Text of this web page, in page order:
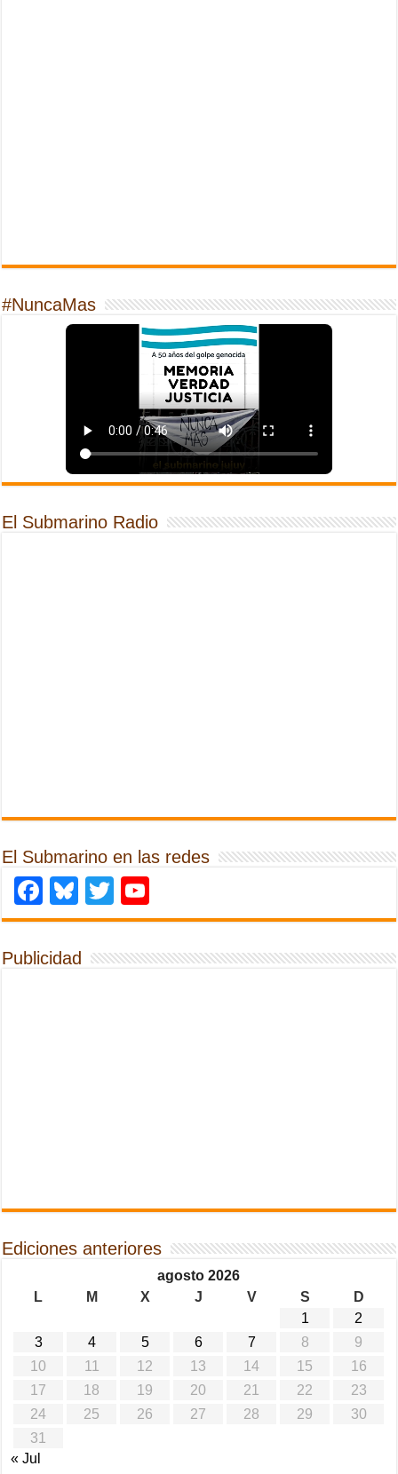
#NuncaMas
El Submarino Radio
El Submarino en las redes
Facebook
Bluesky
Twitter
Publicidad
Ediciones anteriores
agosto 2026
L
M X J V S
D
1
2
3
4 5 6 7 8
9
10
11 12 13 14 15
16
17
18 19 20 21 22
23
24
25 26 27 28 29
30
31
« Jul